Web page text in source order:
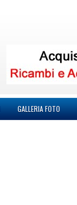
GALLERIA FOTO